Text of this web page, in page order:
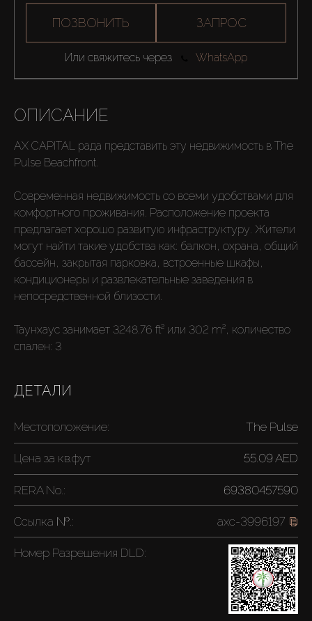
ПОЗВОНИТЬ ЗАПРОС
Или свяжитесь через WhatsApp
ОПИСАНИЕ
AX CAPITAL рада представить эту недвижимость в The
Pulse Beachfront.
Современная недвижимость со всеми удобствами для
комфортного проживания. Расположение проекта
предлагает хорошо развитую инфраструктуру. Жители
могут найти такие удобства как: балкон, охрана, общий
бассейн, закрытая парковка, встроенные шкафы,
кондиционеры и развлекательные заведения в
непосредственной близости.
Таунхаус занимает 3248.76 ft² или 302 m², количество
спален: 3
ДЕТАЛИ
Местоположение: The Pulse
Цена за кв.фут 55.09 AED
RERA No.: 69380457590
Ссылка №.: axc-3996197
Номер Разрешения DLD: